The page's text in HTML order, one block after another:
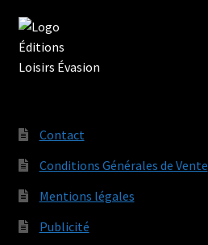
Contact
Conditions Générales de Vente
Mentions légales
Publicité